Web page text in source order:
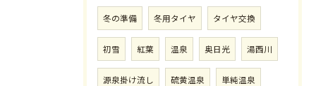
冬の準備 冬用タイヤ タイヤ交換
初雪 紅葉 温泉 奥日光 湯西川
源泉掛け流し 硫黄温泉 単純温泉